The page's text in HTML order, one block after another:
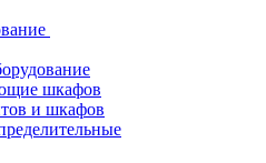
шкафов
и шкафов